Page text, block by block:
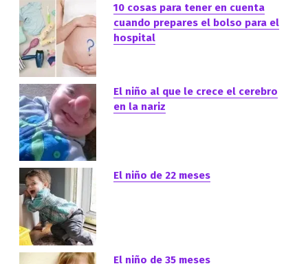
10 cosas para tener en cuenta
cuando prepares el bolso para el
hospital
El niño al que le crece el cerebro
en la nariz
El niño de 22 meses
El niño de 35 meses